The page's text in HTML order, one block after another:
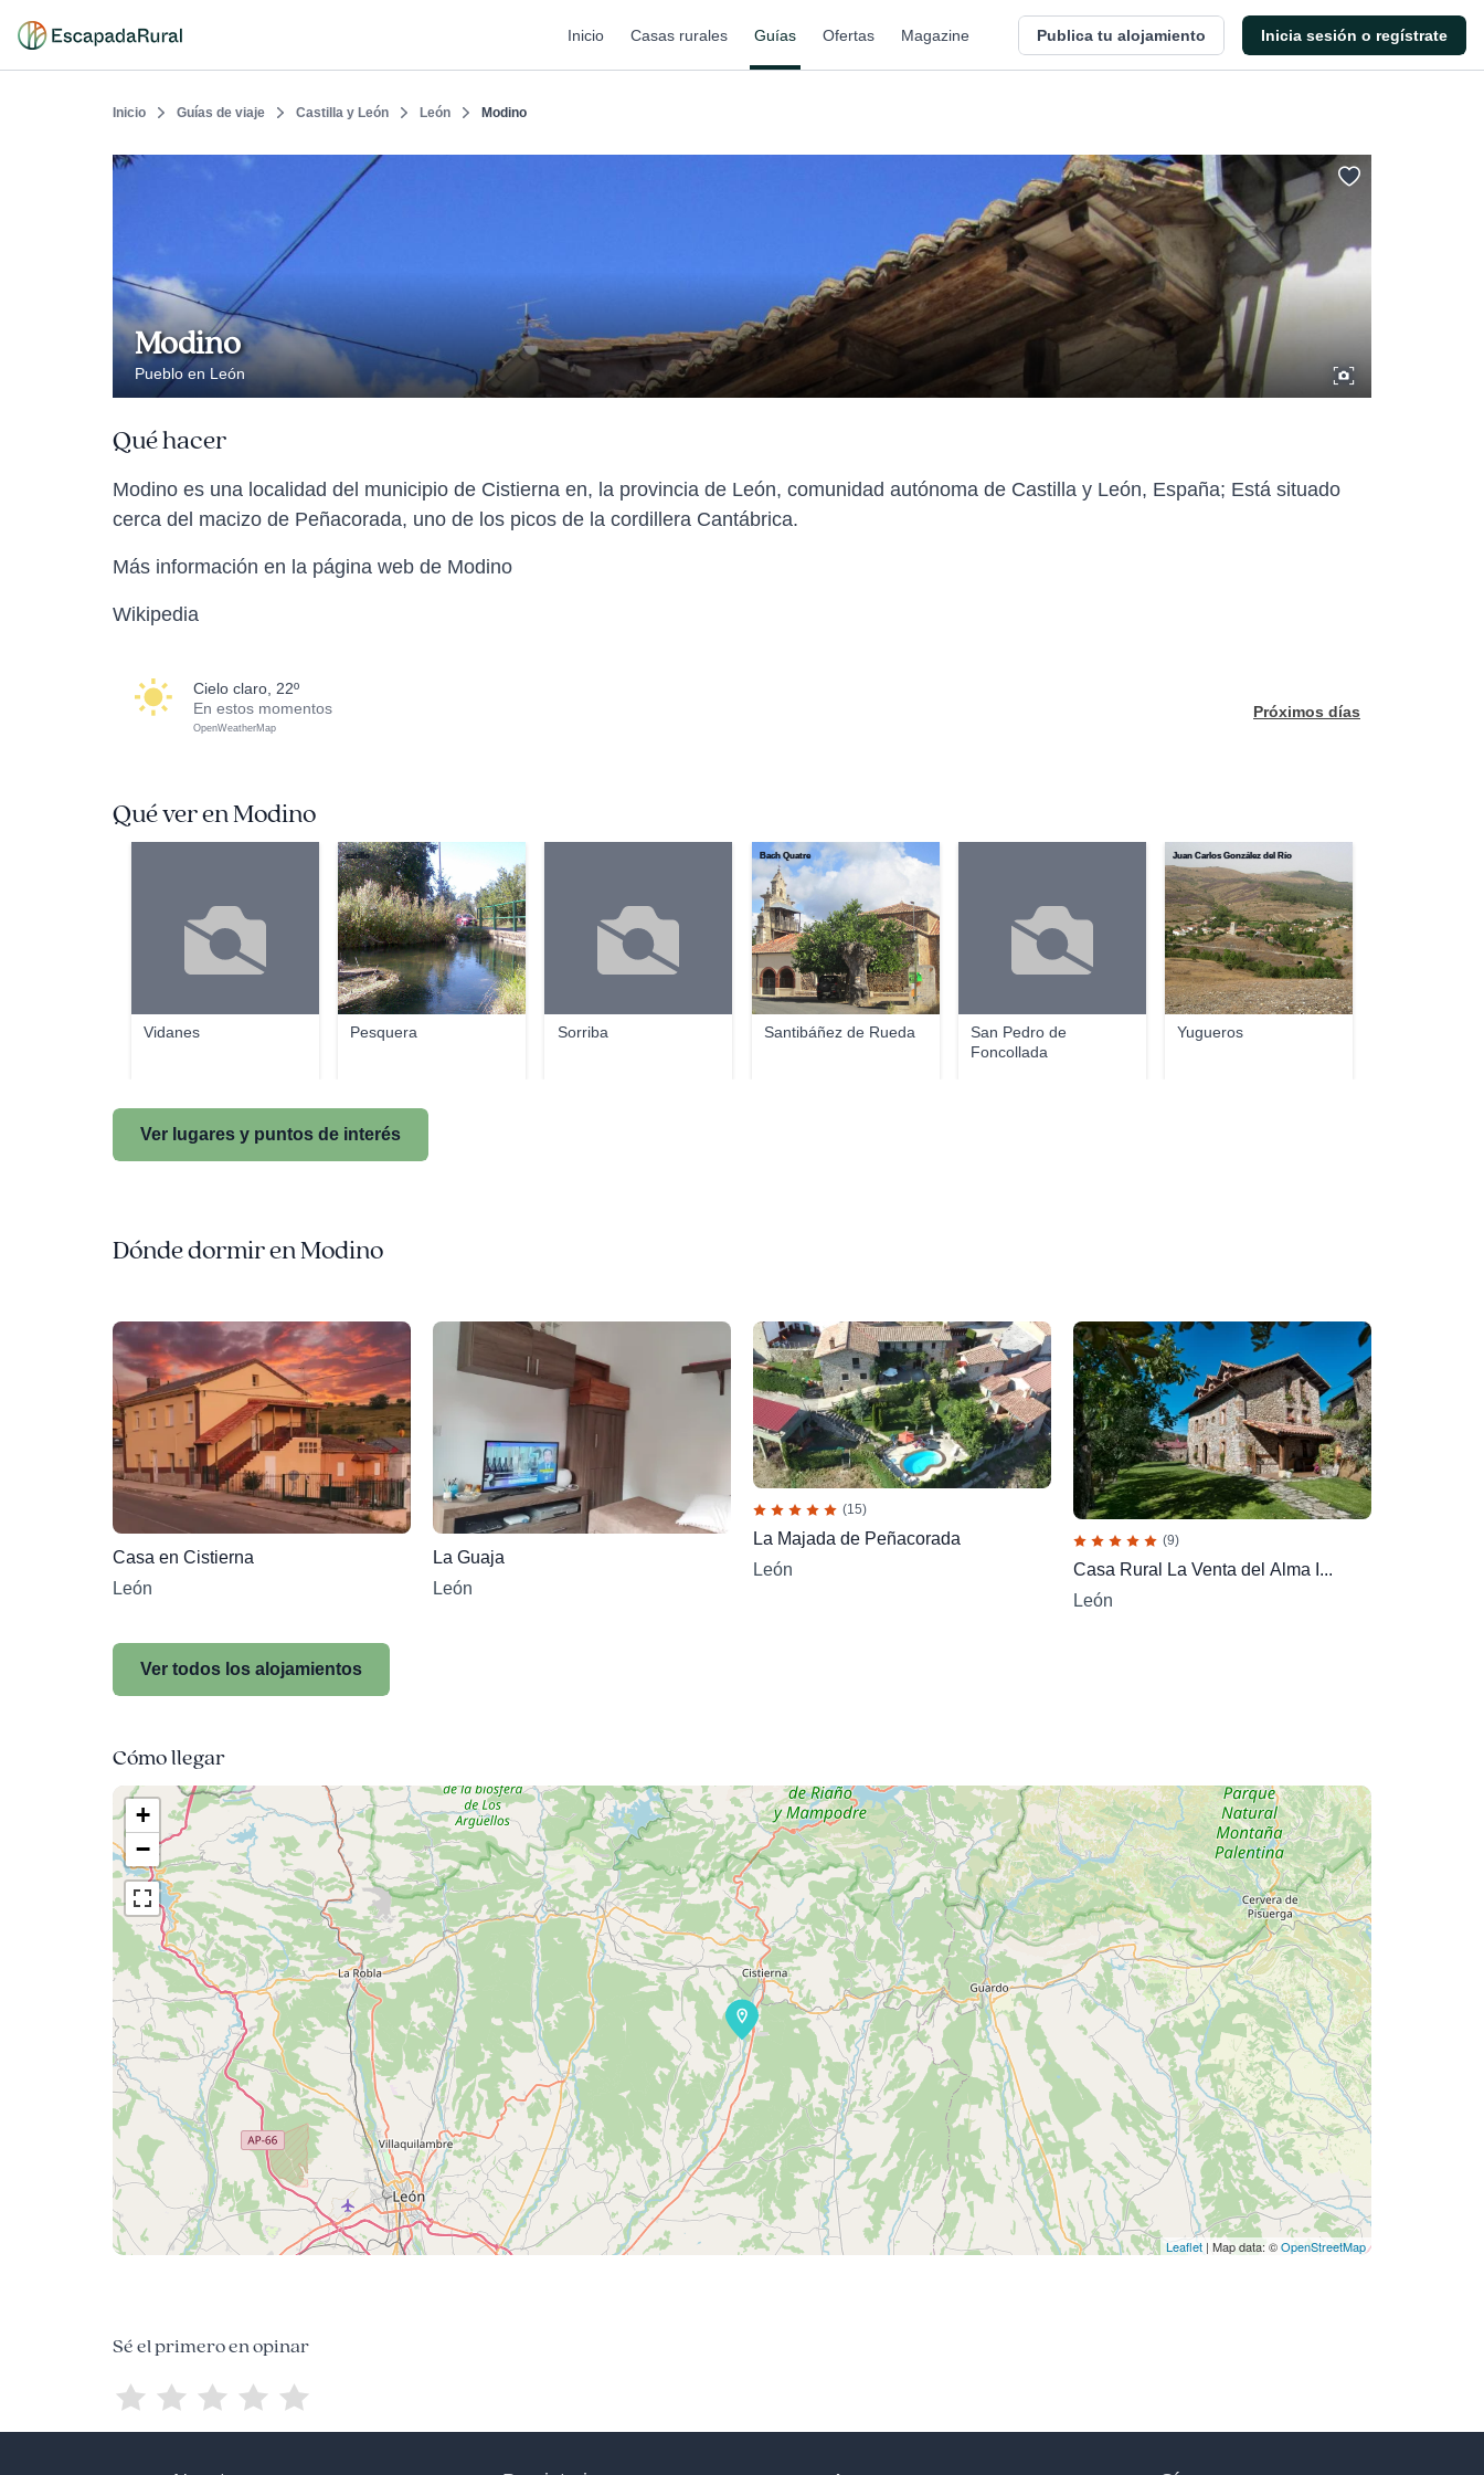
Inicio Casas rurales Guías Ofertas Magazine Publica tu alojamiento Inicia sesión o regístrate
Inicio Guías de viaje Castilla y León León Modino
Modino
Pueblo en León
Qué hacer
Modino es una localidad del municipio de Cistierna en, la provincia de León, comunidad autónoma de Castilla y León, España; Está situado
cerca del macizo de Peñacorada, uno de los picos de la cordillera Cantábrica.
Más información en la página web de Modino
Wikipedia
cielo claro, 22º
En estos momentos
OpenWeatherMap
Próximos días
Qué ver en Modino
Vidanes Pesquera
satillo
Sorriba Santibáñez de Rueda
Bach Quatre
San Pedro de
Foncollada
Yugueros
Juan Carlos González del Río
Ver lugares y puntos de interés
Dónde dormir en Modino
Casa en Cistierna
León
La Guaja
León
(15)
La Majada de Peñacorada
León
(9)
Casa Rural La Venta del Alma I...
León
Ver todos los alojamientos
Cómo llegar
+
−
Leaflet | Map data: ©OpenStreetMap
Sé el primero en opinar